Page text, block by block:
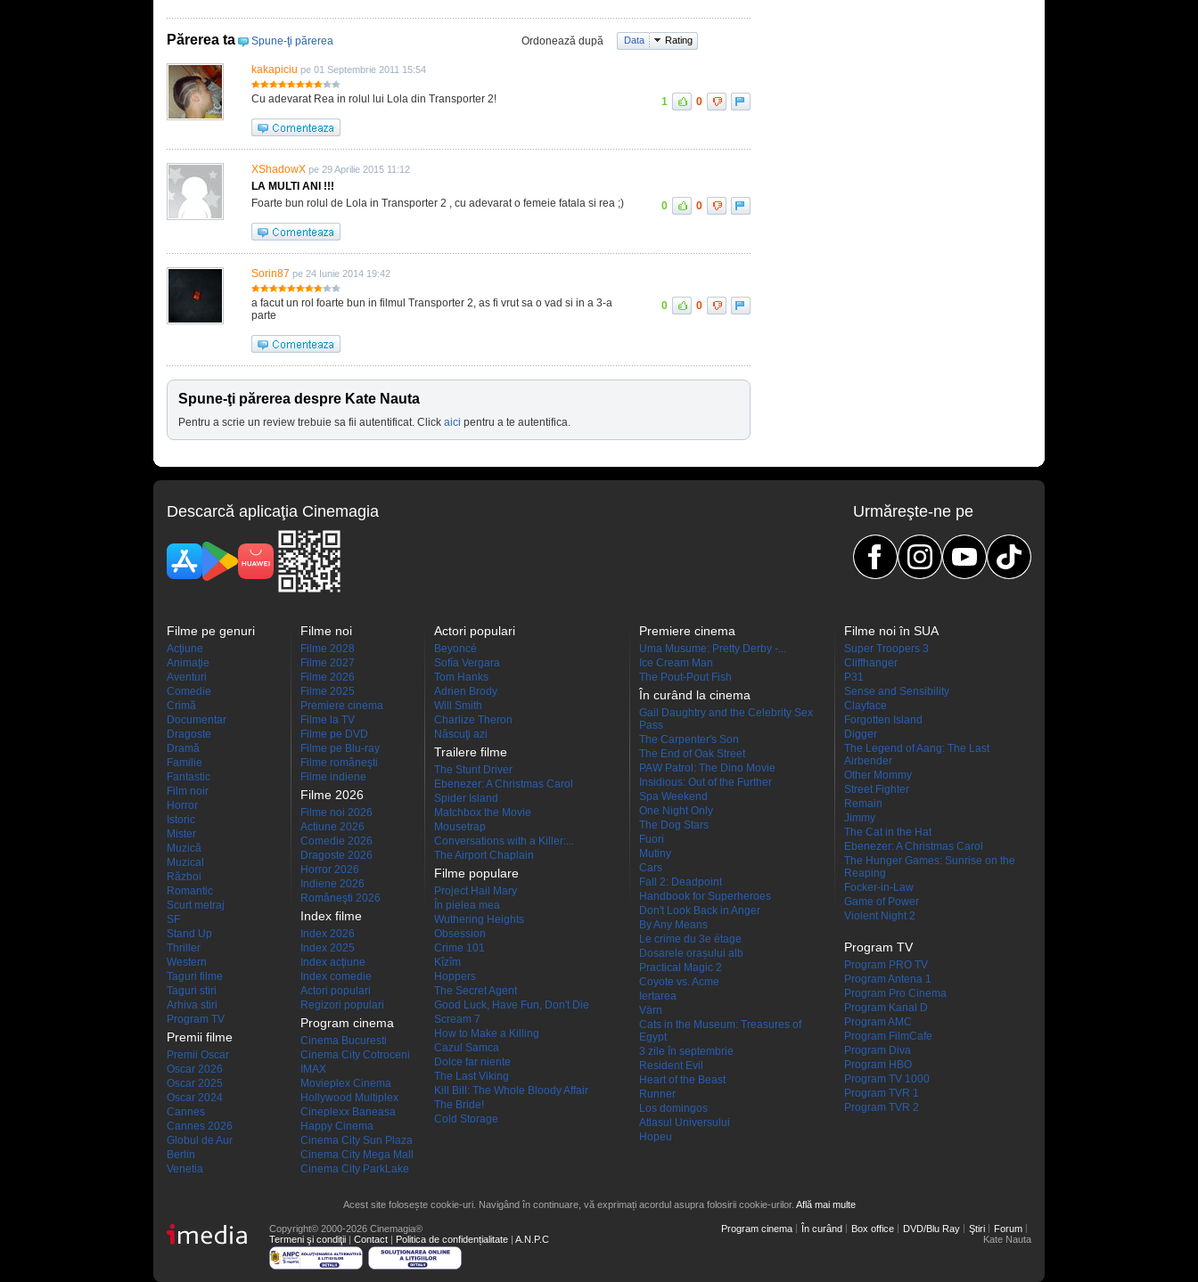
Părerea ta Spune-ţi părerea Ordonează după Data Rating
kakapiciu pe 01 Septembrie 2011 15:54
Cu adevarat Rea in rolul lui Lola din Transporter 2! 1 0
XShadowX pe 29 Aprilie 2015 11:12
LA MULTI ANI !!!
Foarte bun rolul de Lola in Transporter 2 , cu adevarat o femeie fatala si rea ;)
0 0
Sorin87 pe 24 Iunie 2014 19:42
a facut un rol foarte bun in filmul Transporter 2, as fi vrut sa o vad si in a 3-a
parte
0 0
Spune-ţi părerea despre Kate Nauta
Pentru a scrie un review trebuie sa fii autentificat. Click aici pentru a te autentifica.
Descarcă aplicaţia Cinemagia Urmăreşte-ne pe
Filme pe genuri
Acţiune
Animaţie
Aventuri
Comedie
Crimă
Documentar
Dragoste
Dramă
Familie
Fantastic
Film noir
Horror
Istoric
Mister
Muzică
Muzical
Război
Romantic
Scurt metraj
SF
Stand Up
Thriller
Western
Taguri filme
Taguri stiri
Arhiva stiri
Program TV
Premii filme
Premii Oscar
Oscar 2026
Oscar 2025
Oscar 2024
Cannes
Cannes 2026
Globul de Aur
Berlin
Venetia
Filme noi
Filme 2028
Filme 2027
Filme 2026
Filme 2025
Premiere cinema
Filme la TV
Filme pe DVD
Filme pe Blu-ray
Filme româneşti
Filme indiene
Filme 2026
Filme noi 2026
Actiune 2026
Comedie 2026
Dragoste 2026
Horror 2026
Indiene 2026
Româneşti 2026
Index filme
Index 2026
Index 2025
Index acţiune
Index comedie
Actori populari
Regizori populari
Program cinema
Cinema Bucuresti
Cinema City Cotroceni
IMAX
Movieplex Cinema
Hollywood Multiplex
Cineplexx Baneasa
Happy Cinema
Cinema City Sun Plaza
Cinema City Mega Mall
Cinema City ParkLake
Actori populari
Beyoncé
Sofía Vergara
Tom Hanks
Adrien Brody
Will Smith
Charlize Theron
Născuţi azi
Trailere filme
The Stunt Driver
Ebenezer: A Christmas Carol
Spider Island
Matchbox the Movie
Mousetrap
Conversations with a Killer:...
The Airport Chaplain
Filme populare
Project Hail Mary
În pielea mea
Wuthering Heights
Obsession
Crime 101
Kîzîm
Hoppers
The Secret Agent
Good Luck, Have Fun, Don't Die
Scream 7
How to Make a Killing
Cazul Samca
Dolce far niente
The Last Viking
Kill Bill: The Whole Bloody Affair
The Bride!
Cold Storage
Premiere cinema
Uma Musume: Pretty Derby -...
Ice Cream Man
The Pout-Pout Fish
În curând la cinema
Gail Daughtry and the Celebrity Sex
Pass
The Carpenter's Son
The End of Oak Street
PAW Patrol: The Dino Movie
Insidious: Out of the Further
Spa Weekend
One Night Only
The Dog Stars
Fuori
Mutiny
Cars
Fall 2: Deadpoint
Handbook for Superheroes
Don't Look Back in Anger
By Any Means
Le crime du 3e étage
Dosarele orașului alb
Practical Magic 2
Coyote vs. Acme
Iertarea
Värn
Cats in the Museum: Treasures of
Egypt
3 zile în septembrie
Resident Evil
Heart of the Beast
Runner
Los domingos
Atlasul Universului
Hopeu
Filme noi în SUA
Super Troopers 3
Cliffhanger
P31
Sense and Sensibility
Clayface
Forgotten Island
Digger
The Legend of Aang: The Last
Airbender
Other Mommy
Street Fighter
Remain
Jimmy
The Cat in the Hat
Ebenezer: A Christmas Carol
The Hunger Games: Sunrise on the
Reaping
Focker-in-Law
Game of Power
Violent Night 2
Program TV
Program PRO TV
Program Antena 1
Program Pro Cinema
Program Kanal D
Program AMC
Program FilmCafe
Program Diva
Program HBO
Program TV 1000
Program TVR 1
Program TVR 2
Acest site folosește cookie-uri. Navigând în continuare, vă exprimați acordul asupra folosirii cookie-urilor. Află mai multe
Copyright© 2000-2026 Cinemagia®
Termeni şi condiţii | Contact | Politica de confidențialitate | A.N.P.C
Program cinema În curând Box office DVD/Blu Ray Ştiri
Forum
Kate Nauta